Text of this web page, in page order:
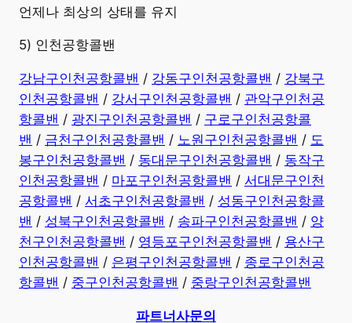
언제나 최상의 상태를 유지
5) 인천공항콜밴
강남구인천공항콜밴 / 강동구인천공항콜밴 / 강북구
인천공항콜밴 / 강서구인천공항콜밴 / 관악구인천공
항콜밴 / 광진구인천공항콜밴 / 구로구인천공항콜
밴 / 금천구인천공항콜밴 / 노원구인천공항콜밴 / 도
봉구인천공항콜밴 / 동대문구인천공항콜밴 / 동작구
인천공항콜밴 / 마포구인천공항콜밴 / 서대문구인천
공항콜밴 / 서초구인천공항콜밴 / 성동구인천공항콜
밴 / 성북구인천공항콜밴 / 송파구인천공항콜밴 / 양
천구인천공항콜밴 / 영등포구인천공항콜밴 / 용산구
인천공항콜밴 / 은평구인천공항콜밴 / 종로구인천공
항콜밴 / 중구인천공항콜밴 / 중랑구인천공항콜밴
파트너사문의